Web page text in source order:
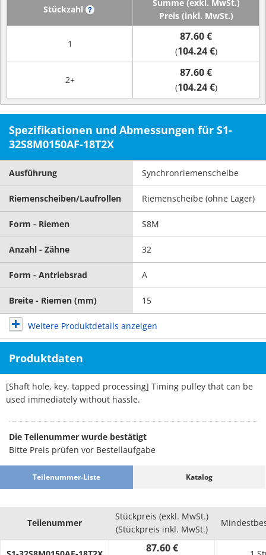
Stückzahl
Summe (exkl. MwSt.)
Preis (inkl. MwSt.)
1
87.60 €
(104.24 €)
2+
87.60 €
(104.24 €)
Spezifikationen und Abmessungen für S1-
32S8M0150AF-18T2X
Ausführung Synchronriemenscheibe
Riemenscheiben/Laufrollen Riemenscheibe (ohne Lager)
Form - Riemen S8M
Anzahl - Zähne 32
Form - Antriebsrad A
Breite - Riemen (mm) 15
Weitere Produktdetails anzeigen
Produktdaten
[Shaft hole, key, tapped processing] Timing pulley that can be
used immediately without hassle.
Die Teilenummer wurde bestätigt
Bitte Preis prüfen vor Bestellaufgabe
Teilenummer-Liste Katalog
Teilenummer
Stückpreis (exkl. MwSt.)
(Stückpreis inkl. MwSt.)
87.60 €